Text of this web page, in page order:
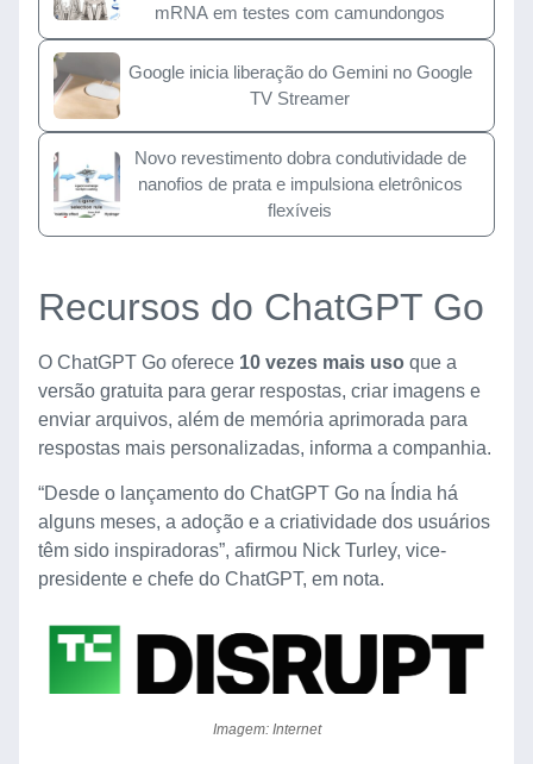
mRNA em testes com camundongos
Google inicia liberação do Gemini no Google
TV Streamer
Novo revestimento dobra condutividade de
nanofios de prata e impulsiona eletrônicos
flexíveis
Recursos do ChatGPT Go
O ChatGPT Go oferece 10 vezes mais uso que a
versão gratuita para gerar respostas, criar imagens e
enviar arquivos, além de memória aprimorada para
respostas mais personalizadas, informa a companhia.
“Desde o lançamento do ChatGPT Go na Índia há
alguns meses, a adoção e a criatividade dos usuários
têm sido inspiradoras”, afirmou Nick Turley, vice-
presidente e chefe do ChatGPT, em nota.
Imagem: Internet